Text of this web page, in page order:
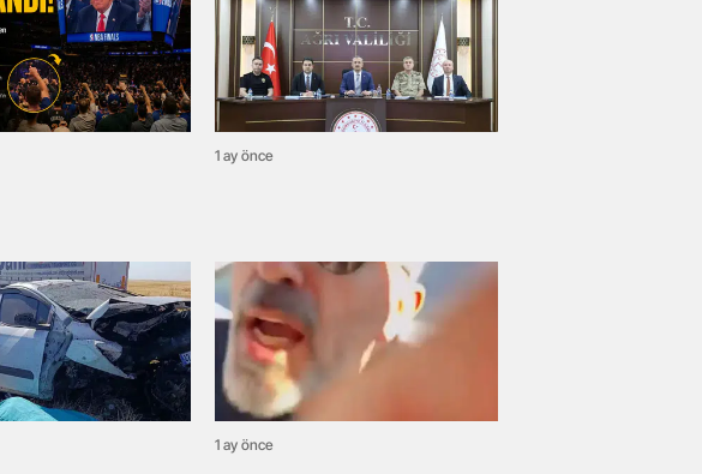
1 ay önce
1 ay önce